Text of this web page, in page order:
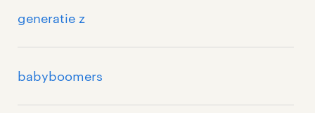
generatie z
babyboomers